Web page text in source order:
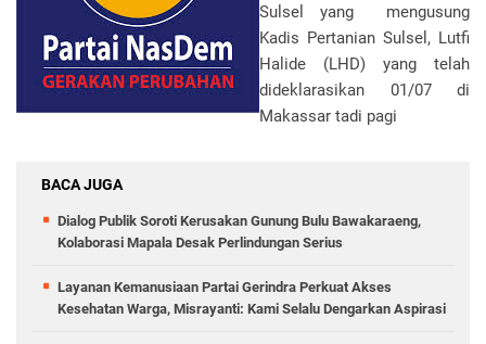
Sulsel yang mengusung
Kadis Pertanian Sulsel, Lutfi
Halide (LHD) yang telah
dideklarasikan 01/07 di
Makassar tadi pagi
BACA JUGA
Dialog Publik Soroti Kerusakan Gunung Bulu Bawakaraeng,
Kolaborasi Mapala Desak Perlindungan Serius
Layanan Kemanusiaan Partai Gerindra Perkuat Akses
Kesehatan Warga, Misrayanti: Kami Selalu Dengarkan Aspirasi